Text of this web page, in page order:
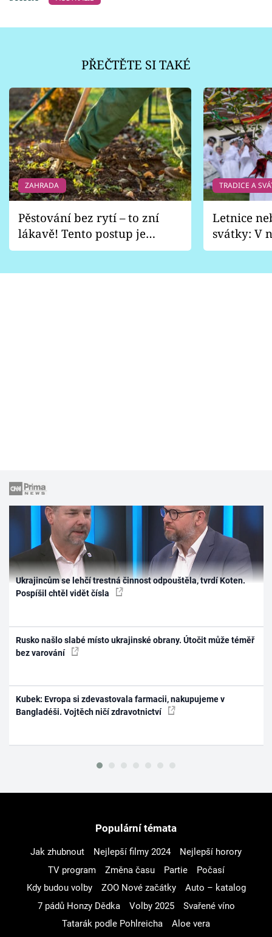
PŘEČTĚTE SI TAKÉ
ZAHRADA
Pěstování bez rytí – to zní
lákavě! Tento postup je
vhodný jen pro některé
TRADICE A
Letnice
svátky: V
pondělí
Ukrajincům se lehčí trestná činnost odpouštěla, tvrdí Koten.
Pospíšil chtěl vidět čísla
Rusko našlo slabé místo ukrajinské obrany. Útočit může téměř
bez varování
Kubek: Evropa si zdevastovala farmacii, nakupujeme v
Bangladéši. Vojtěch ničí zdravotnictví
Populární témata
Jak zhubnout Nejlepší filmy 2024
Nejlepší horory
TV program
Změna času Partie
Počasí
Kdy budou volby
ZOO Nové začátky
Auto – katalog
7 pádů Honzy Dědka
Volby 2025
Svařené víno
Tatarák podle Pohlreicha
Aloe vera